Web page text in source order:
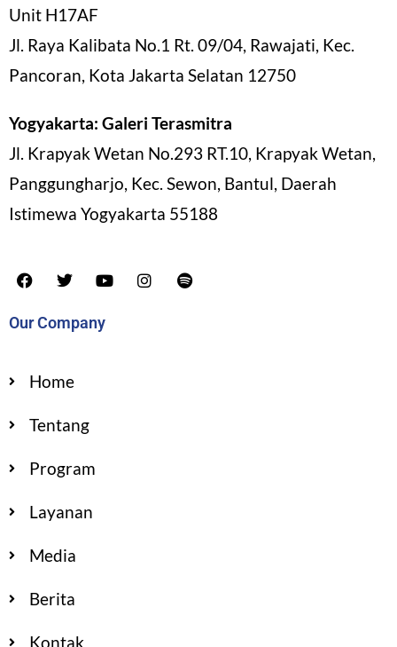
Unit H17AF
Jl. Raya Kalibata No.1 Rt. 09/04, Rawajati, Kec.
Pancoran, Kota Jakarta Selatan 12750
Yogyakarta: Galeri Terasmitra
Jl. Krapyak Wetan No.293 RT.10, Krapyak Wetan,
Panggungharjo, Kec. Sewon, Bantul, Daerah
Istimewa Yogyakarta 55188
Our Company
Home
Tentang
Program
Layanan
Media
Berita
Kontak